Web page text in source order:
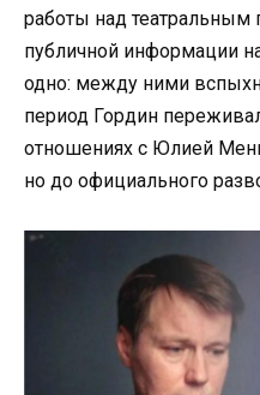
работы над театральным
публичной информации
одно: между ними
период Гордин
отношениях с Юлией
но до официального